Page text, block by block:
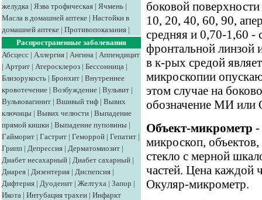
желудка | Язва трофическая | Ячмень |
Масла в домашней аптеке | Настойки в
домашней аптеке | Противопоказания |
Распространенные заболевания
Абсцесс | Аллергия | Ангина | Аппендицит
| Артрит | Атеросклероз | Бессонница |
Близорукость | Бронхит | Внутреннее
кровотечение | Возбуждение | Вульвит |
Вульвовагинит | Вшивый тиф | Вывих
ключицы | Вывих челюсти | Выпадение
прямой кишки | Выпадение пуповины |
Гайморит | Гастрит | Геморрой | Гепатит |
Грипп | Депрессия | Дерматомиозит |
Диабет несахарный | Диабет сахарный |
Диарея | Дизентерия | Диспепсия |
Дифтерия | Дуоденит | Желтуха | Запор |
Икота | Интубация трахеи | Инфаркт
боковой
10, 20, 40, 60, 90,
средняя и 0,70-1,60 -
фронтальной линзой
в к-рых средой
микроскопии
этом случае на
обозначение МИ или
Объект-микрометр -
микроскоп,
стекло с мерной
частей. Цена каждой
Окуляр-микрометр.